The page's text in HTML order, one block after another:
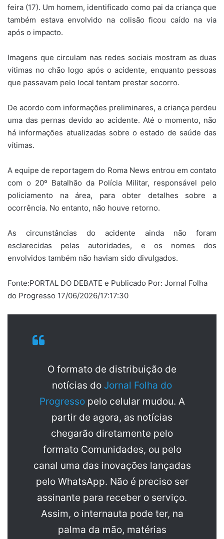
feira (17). Um homem, identificado como pai da criança que
também estava envolvido na colisão ficou caído na via
após o impacto.
Imagens que circulam nas redes sociais mostram as duas
vítimas no chão logo após o acidente, enquanto pessoas
que passavam pelo local tentam prestar socorro.
De acordo com informações preliminares, a criança perdeu
uma das pernas devido ao acidente. Até o momento, não
há informações atualizadas sobre o estado de saúde das
vítimas.
A equipe de reportagem do Roma News entrou em contato
com o 20º Batalhão da Polícia Militar, responsável pelo
policiamento na área, para obter detalhes sobre a
ocorrência. No entanto, não houve retorno.
As circunstâncias do acidente ainda não foram
esclarecidas pelas autoridades, e os nomes dos
envolvidos também não haviam sido divulgados.
Fonte:PORTAL DO DEBATE e Publicado Por: Jornal Folha
do Progresso 17/06/2026/17:17:30
O formato de distribuição de
notícias do Jornal Folha do
Progresso pelo celular mudou. A
partir de agora, as notícias
chegarão diretamente pelo
formato Comunidades, ou pelo
canal uma das inovações lançadas
pelo WhatsApp. Não é preciso ser
assinante para receber o serviço.
Assim, o internauta pode ter, na
palma da mão, matérias